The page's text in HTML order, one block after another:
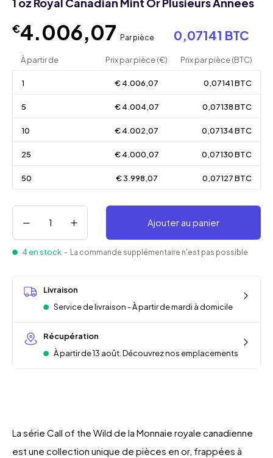
€4.006,07 Par pièce 0,07141 BTC
À partir de Prix par pièce (€) Prix par pièce (BTC)
1 € 4.006,07 0,07141 BTC
5 € 4.004,07 0,07138 BTC
10 € 4.002,07 0,07134 BTC
25 € 4.000,07 0,07130 BTC
50 € 3.998,07 0,07127 BTC
Ajouter au panier
4 en stock - La commande supplémentaire n'est pas possible
Livraison
Service de livraison - À partir de mardi à domicile
Récupération
À partir de 13 août. Découvrez nos emplacements
La série Call of the Wild de la Monnaie royale canadienne
est une collection unique de pièces en or, frappées à